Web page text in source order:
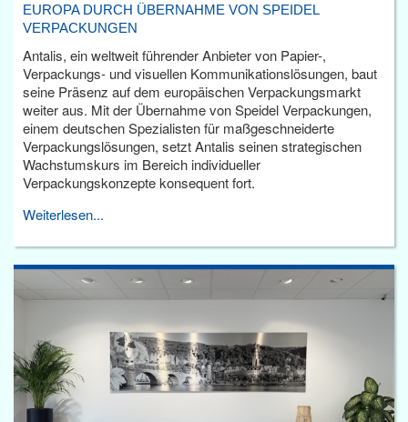
EUROPA DURCH ÜBERNAHME VON SPEIDEL
VERPACKUNGEN
Antalis, ein weltweit führender Anbieter von Papier-,
Verpackungs- und visuellen Kommunikationslösungen, baut
seine Präsenz auf dem europäischen Verpackungsmarkt
weiter aus. Mit der Übernahme von Speidel Verpackungen,
einem deutschen Spezialisten für maßgeschneiderte
Verpackungslösungen, setzt Antalis seinen strategischen
Wachstumskurs im Bereich individueller
Verpackungskonzepte konsequent fort.
Weiterlesen...